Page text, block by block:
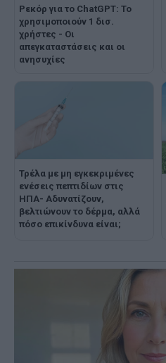
Ρεκόρ για το ChatGPT: Το
χρησιμοποιούν 1 δισ.
χρήστες - Οι
απεγκαταστάσεις και οι
ανησυχίες
Τρέλα με μη εγκεκριμένες
ενέσεις πεπτιδίων στις
ΗΠΑ- Αδυνατίζουν,
βελτιώνουν το δέρμα, αλλά
πόσο επικίνδυνα είναι;